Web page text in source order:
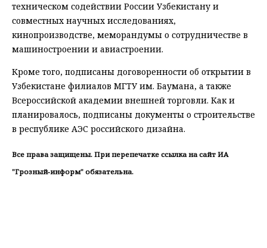
техническом содействии России Узбекистану и
совместных научных исследованиях,
кинопроизводстве, меморандумы о сотрудничестве в
машиностроении и авиастроении.
Кроме того, подписаны договоренности об открытии в
Узбекистане филиалов МГТУ им. Баумана, а также
Всероссийской академии внешней торговли. Как и
планировалось, подписаны документы о строительстве
в республике АЭС российского дизайна.
Все права защищены. При перепечатке ссылка на сайт ИА
"Грозный-информ" обязательна.